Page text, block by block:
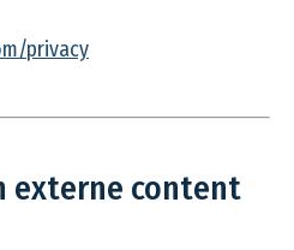
privacy
externe content